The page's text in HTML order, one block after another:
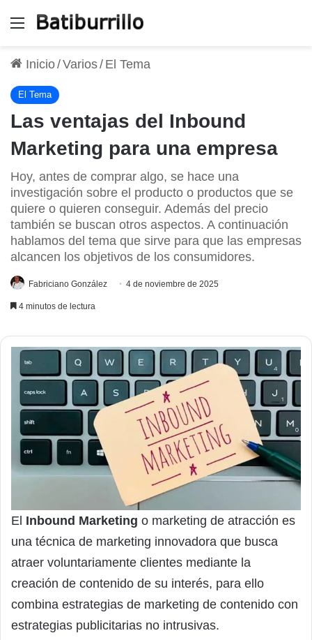
Menú
Inicio/Varios/ El Tema
El Tema
Las ventajas del Inbound
Marketing para una empresa
Hoy, antes de comprar algo, se hace una
investigación sobre el producto o productos que se
quiere o quieren conseguir. Además del precio
también se buscan otros aspectos. A continuación
hablamos del tema que sirve para que las empresas
alcancen los objetivos de los consumidores.
Fabriciano González 4 de noviembre de 2025
4 minutos de lectura
El Inbound Marketing o marketing de atracción es
una técnica de marketing innovadora que busca
atraer voluntariamente clientes mediante la
creación de contenido de su interés, para ello
combina estrategias de marketing de contenido con
estrategias publicitarias no intrusivas.